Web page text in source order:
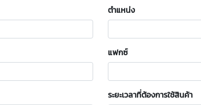
ตำแหน่ง
แฟกซ์
ระยะเวลาที่ต้องการใช้สินค้า